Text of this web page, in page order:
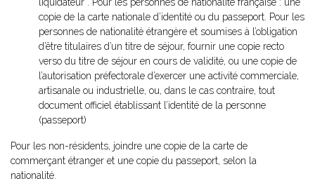
copie de la carte nationale d’identité ou du passeport. Pour les
personnes de nationalité étrangère et soumises à l’obligation
d’être titulaires d’un titre de séjour, fournir une copie recto
verso du titre de séjour en cours de validité, ou une copie de
l’autorisation préfectorale d’exercer une activité commerciale,
artisanale ou industrielle, ou, dans le cas contraire, tout
document officiel établissant l’identité de la personne
(passeport)
Pour les non-résidents, joindre une copie de la carte de
commerçant étranger et une copie du passeport, selon la
nationalité.